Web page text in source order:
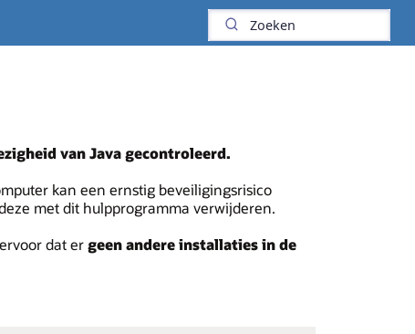
van Java gecontroleerd.
kan een ernstig beveiligingsrisico
met dit hulpprogramma verwijderen.
dat ergeen andere installaties in de